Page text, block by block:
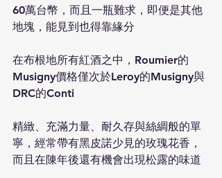
60萬台幣，而且一瓶難求，即便是其他
地塊，能見到也得靠緣分
在布根地所有紅酒之中，Roumier的
Musigny價格僅次於Leroy的Musigny與
DRC的Conti
精緻、充滿力量、耐久存與絲綢般的單
寧，經常帶有黑皮諾少見的玫瑰花香，
而且在陳年後還有機會出現松露的味道